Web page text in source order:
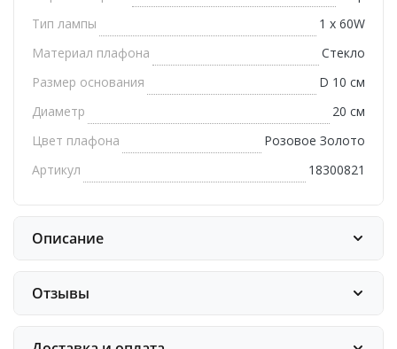
Тип лампы
1 x 60W
Материал плафона
Стекло
Размер основания
D 10 см
Диаметр
20 см
Цвет плафона
Розовое Золото
Артикул
18300821
Описание
Отзывы